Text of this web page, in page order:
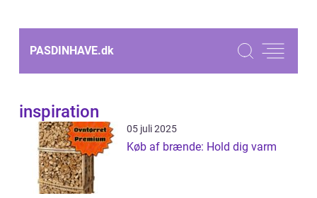
PASDINHAVE.dk
inspiration
05 juli 2025
Køb af brænde: Hold dig varm